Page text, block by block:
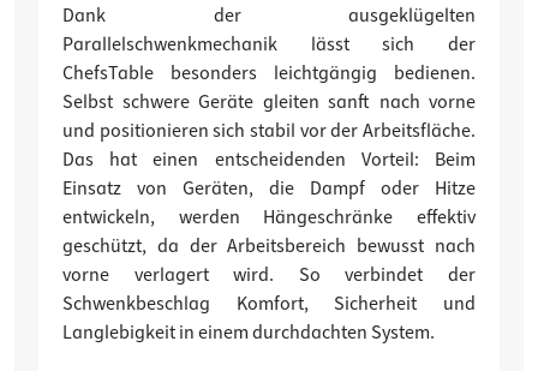
Dank der ausgeklügelten
Parallelschwenkmechanik lässt sich der
ChefsTable besonders leichtgängig bedienen.
Selbst schwere Geräte gleiten sanft nach vorne
und positionieren sich stabil vor der Arbeitsfläche.
Das hat einen entscheidenden Vorteil: Beim
Einsatz von Geräten, die Dampf oder Hitze
entwickeln, werden Hängeschränke effektiv
geschützt, da der Arbeitsbereich bewusst nach
vorne verlagert wird. So verbindet der
Schwenkbeschlag Komfort, Sicherheit und
Langlebigkeit in einem durchdachten System.